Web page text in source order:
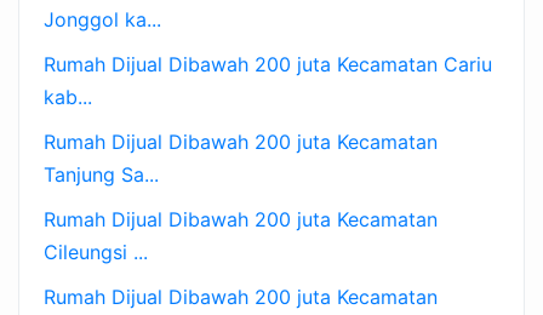
Jonggol ka...
Rumah Dijual Dibawah 200 juta Kecamatan Cariu
kab...
Rumah Dijual Dibawah 200 juta Kecamatan
Tanjung Sa...
Rumah Dijual Dibawah 200 juta Kecamatan
Cileungsi ...
Rumah Dijual Dibawah 200 juta Kecamatan